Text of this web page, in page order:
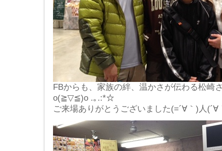
FBからも、家族の絆、温かさが伝わる松崎
o(≧▽≦)o .｡.:*☆
ご来場ありがとうございました(=´∀｀)人(´∀